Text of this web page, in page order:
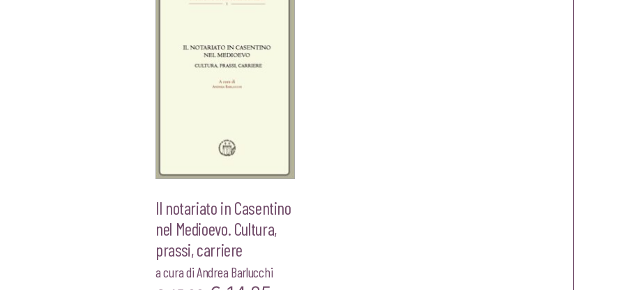
Il notariato in Casentino
nel Medioevo. Cultura,
prassi, carriere
a cura diAndrea Barlucchi